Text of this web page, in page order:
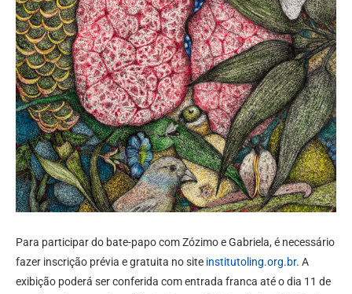
Para participar do bate-papo com Zózimo e Gabriela, é necessário
fazer inscrição prévia e gratuita no site institutoling.org.br. A
exibição poderá ser conferida com entrada franca até o dia 11 de